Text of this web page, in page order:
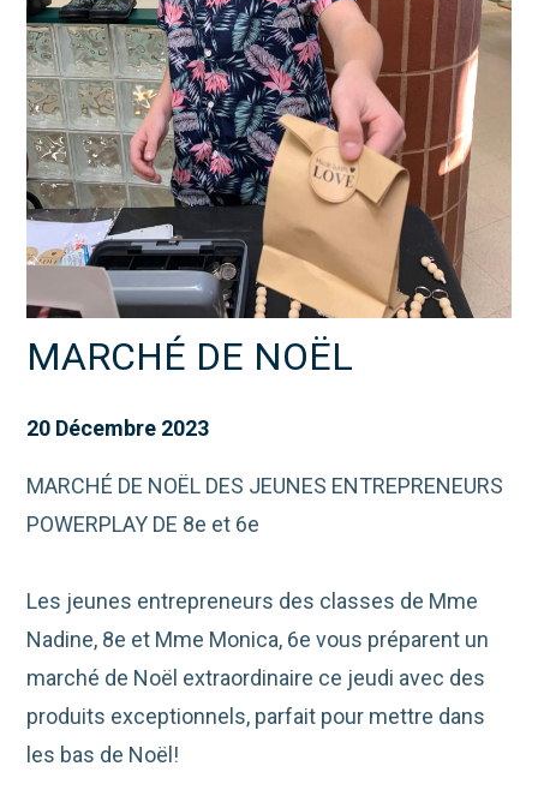
MARCHÉ DE NOËL
20 Décembre 2023
MARCHÉ DE NOËL DES JEUNES ENTREPRENEURS
POWERPLAY DE 8e et 6e
Les jeunes entrepreneurs des classes de Mme
Nadine, 8e et Mme Monica, 6e vous préparent un
marché de Noël extraordinaire ce jeudi avec des
produits exceptionnels, parfait pour mettre dans
les bas de Noël!